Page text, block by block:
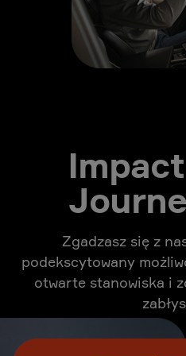
Zgadzasz się z
podekscytowany
otwarte stanowiska i